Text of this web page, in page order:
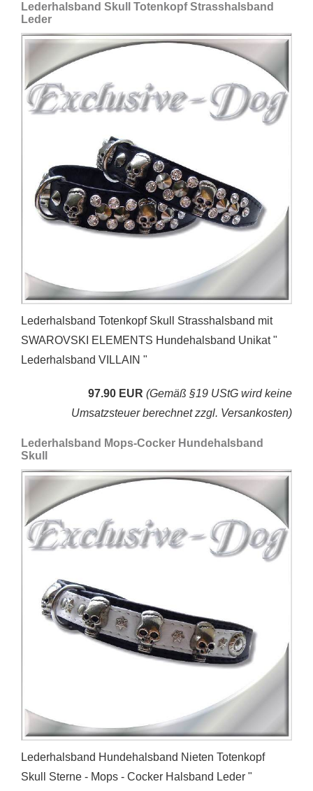
Lederhalsband Skull Totenkopf Strasshalsband
Leder
Lederhalsband Totenkopf Skull Strasshalsband mit
SWAROVSKI ELEMENTS Hundehalsband Unikat "
Lederhalsband VILLAIN "
97.90 EUR (Gemäß §19 UStG wird keine
Umsatzsteuer berechnet zzgl. Versankosten)
Lederhalsband Mops-Cocker Hundehalsband
Skull
Lederhalsband Hundehalsband Nieten Totenkopf
Skull Sterne - Mops - Cocker Halsband Leder "